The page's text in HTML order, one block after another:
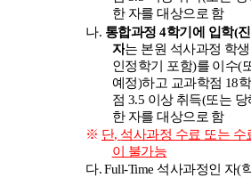
한 자를 대상으로 함
나. 통합과정4학기에 입학(
자는 본원 석사과정 학
인정학기 포함)를 이수(
예정)하고 교과학점 18
점 3.5 이상 취득(또는
한 자를 대상으로 함
※ 단, 석사과정 수료 또는 수
이 불가능
다. Full-Time 석사과정인 자(